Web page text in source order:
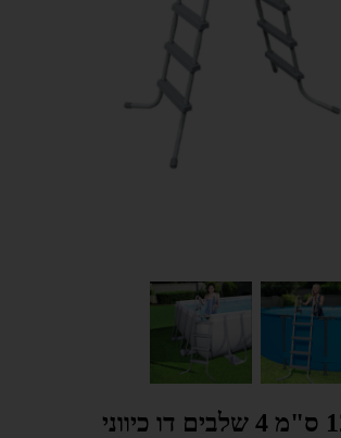
סולם אפור 122 ס"מ 4 שלבים דו כיווני